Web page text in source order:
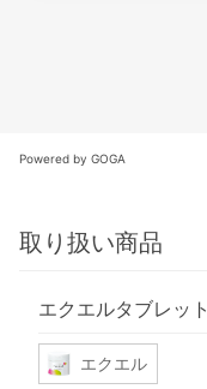
Powered by GOGA
取り扱い商品
エクエルタブレット
エクエル